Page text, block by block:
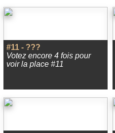
#11 - ???
Votez encore 4 fois pour
voir la place #11